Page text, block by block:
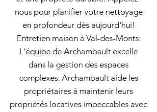
nous pour planifier votre nettoyage
en profondeur dès aujourd'hui!
Entretien maison à Val-des-Monts:
L'équipe de Archambault excelle
dans la gestion des espaces
complexes. Archambault aide les
propriétaires à maintenir leurs
propriétés locatives impeccables avec